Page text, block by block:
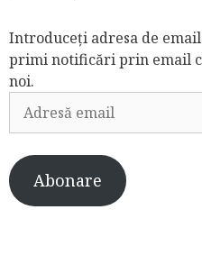
Introduceți adresa de
primi notificări prin email
noi.
Adresă
email
Abonare